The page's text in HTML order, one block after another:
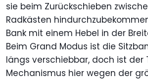
sie beim Zurückschieben
Radkästen
Bank mit einem Hebel in der
Beim Grand Modus ist die
längs verschiebbar, doch ist der
Mechanismus hier wegen der